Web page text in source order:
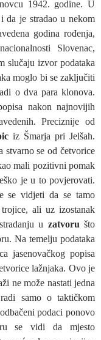
1942. godine. U
da je stradao u nekom
godina rođenja,
Slovenac,
slučaju izvor podataka
moglo bi se zaključiti
o dva para klonova.
nakon najnovijih
Preciznije od
iz Šmarja pri Jelšah.
stvarno se od četvorice
mali pozitivni pomak
je u to povjerovati.
se vidjeti da se tamo
ali uz izostanak
u zatvorušto
Na temelju podataka
jasenovačkog popisa
lažnjaka. Ovo je
ne može nastati jedna
samo o taktičkom
podaci ponovo
se vidi da mjesto